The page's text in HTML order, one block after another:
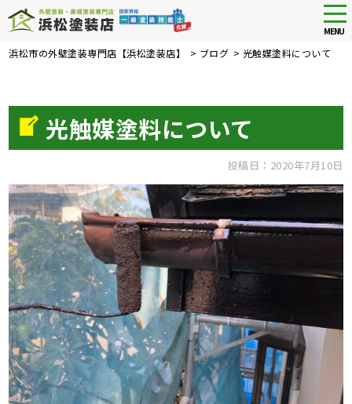
Skip
MENU
浜松市の外壁塗装専門店【浜松塗装店】 > ブログ > 光触媒塗料について
光触媒塗料について
投稿日：2020年7月10日